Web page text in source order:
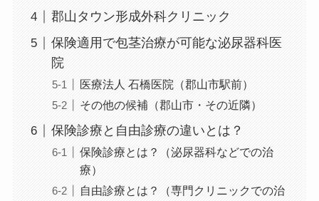
郡山タウン形成外科クリニック
保険適用で包茎治療が可能な泌尿器科医
院
医療法人 石橋医院（郡山市駅前）
その他の候補（郡山市・その近隣）
保険診療と自由診療の違いとは？
保険診療とは？（泌尿器科などでの治
療）
自由診療とは？（専門クリニックでの治